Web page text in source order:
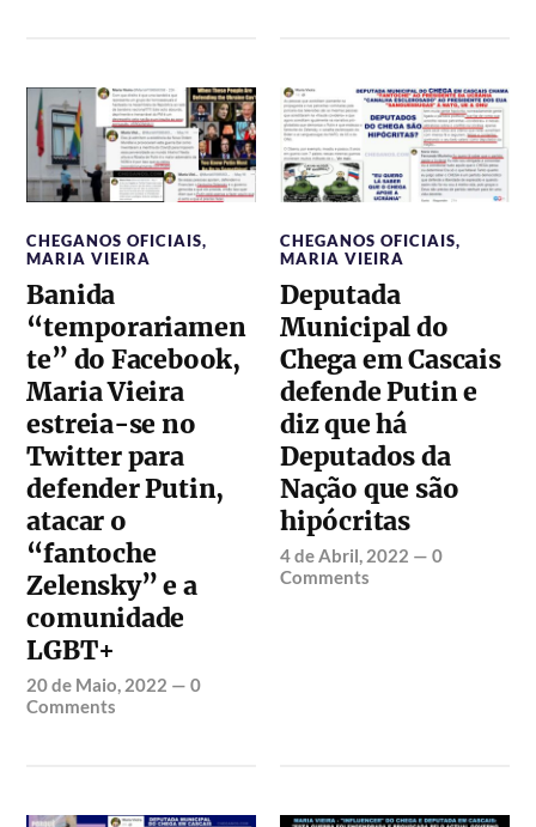
CHEGANOS OFICIAIS,
MARIA VIEIRA
Banida
“temporariamen
te” do Facebook,
Maria Vieira
estreia-se no
Twitter para
defender Putin,
atacar o
“fantoche
Zelensky” e a
comunidade
LGBT+
20 de Maio, 2022 —0
Comments
CHEGANOS OFICIAIS,
MARIA VIEIRA
Deputada
Municipal do
Chega em Cascais
defende Putin e
diz que há
Deputados da
Nação que são
hipócritas
4 de Abril, 2022 —0
Comments